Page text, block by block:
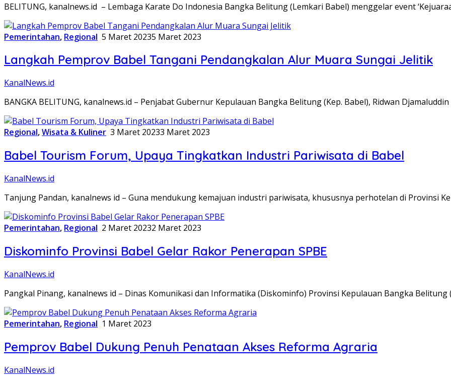
BELITUNG, kanalnews.id – Lembaga Karate Do Indonesia Bangka Belitung (Lemkari Babel) menggelar event
Pemerintahan, Regional 5 Maret 20235 Maret 2023
Langkah Pemprov Babel Tangani Pendangkalan Alur Muara Sungai Jelitik
KanalNews.id
BANGKA BELITUNG, kanalnews.id – Penjabat Gubernur Kepulauan Bangka Belitung (Kep. Babel), Ridwan
Regional,Wisata & Kuliner 3 Maret 20233 Maret 2023
Babel Tourism Forum, Upaya Tingkatkan Industri Pariwisata di Babel
KanalNews.id
Tanjung Pandan, kanalnews id – Guna mendukung kemajuan industri pariwisata, khususnya perhotelan di Provinsi
Pemerintahan, Regional 2 Maret 20232 Maret 2023
Diskominfo Provinsi Babel Gelar Rakor Penerapan SPBE
KanalNews.id
Pangkal Pinang, kanalnews id – Dinas Komunikasi dan Informatika (Diskominfo) Provinsi Kepulauan Bangka Belitung
Pemerintahan, Regional 1 Maret 2023
Pemprov Babel Dukung Penuh Penataan Akses Reforma Agraria
KanalNews.id